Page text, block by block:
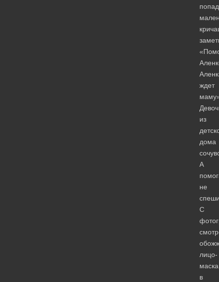
ждет
из
дома
А
не
С
лицо-
маска
в